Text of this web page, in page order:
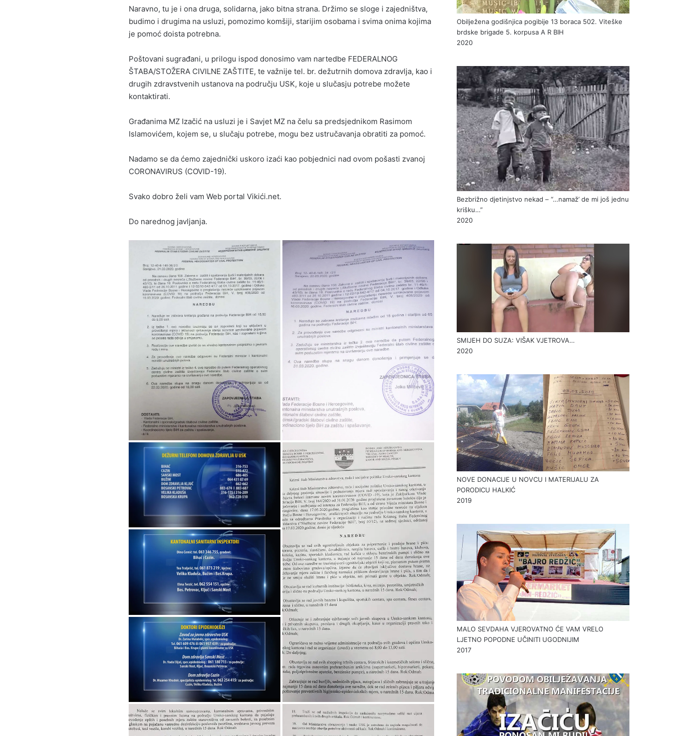
Naravno, tu je i ona druga, solidarna, jako bitna strana. Držimo se sloge i zajedništva,
budimo i drugima na usluzi, pomozimo komšiji, starijim osobama i svima onima kojima
je pomoć doista potrebna.
Poštovani sugrađani, u prilogu ispod donosimo vam nartedbe FEDERALNOG
ŠTABA/STOŽERA CIVILNE ZAŠTITE, te važnije tel. br. dežutrnih domova zdravlja, kao i
drugih zdravstvenih ustanova na području USK, koje u slučasju potrebe možete
kontaktirati.
Građanima MZ Izačić na usluzi je i Savjet MZ na čelu sa predsjednikom Rasimom
Islamovićem, kojem se, u slučaju potrebe, mogu bez ustručavanja obratiti za pomoć.
Nadamo se da ćemo zajednički uskoro izaći kao pobjednici nad ovom pošasti zvanoj
CORONAVIRUS (COVID-19).
Svako dobro želi vam Web portal Vikići.net.
Do narednog javljanja.
Obilježena godišnjica pogibije 13 boraca 502. Viteške
brdske brigade 5. korpusa A R BIH
2020
Bezbrižno djetinjstvo nekad – “…namaž’ de mi još jednu
krišku…”
2020
SMIJEH DO SUZA: VIŠAK VJETROVA…
2020
NOVE DONACIJE U NOVCU I MATERIJALU ZA
PORODICU HALKIĆ
2019
MALO SEVDAHA VJEROVATNO ĆE VAM VRELO
LJETNO POPODNE UČINITI UGODNIJIM
2017